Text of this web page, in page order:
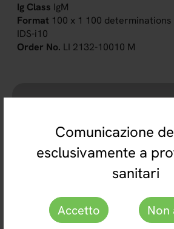
Comunicazione
esclusivamente a
sanitari
Accetto Non
IgM
100 x 1 100 determinations
IDS-i10
LI 2132-10010 M